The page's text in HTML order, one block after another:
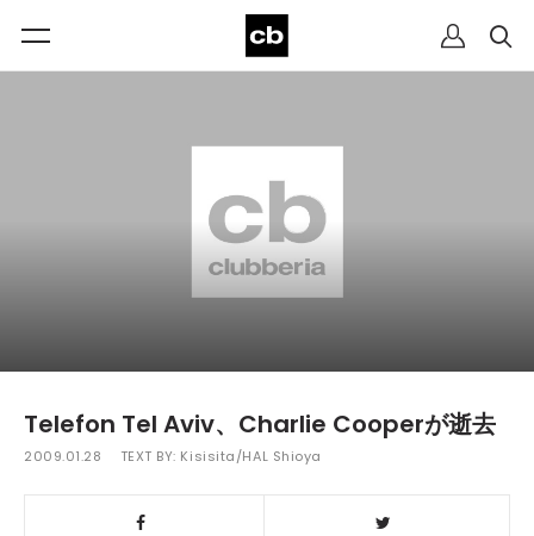
Telefon Tel Aviv、Charlie Cooperが逝去
2009.01.28 TEXT BY: Kisisita/HAL Shioya